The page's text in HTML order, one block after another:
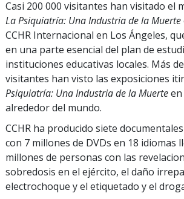
Casi 200 000 visitantes han visitado el
La Psiquiatría: Una Industria de la Muerte
CCHR Internacional en Los Ángeles,
en una parte esencial del plan de
instituciones educativas locales. Más
visitantes han visto las exposiciones
Psiquiatría: Una Industria de la Muerteen
alrededor del mundo.
CCHR ha producido siete
con 7 millones de DVDs en 18 idiomas
millones de personas con las
sobredosis en el ejército, el daño
electrochoque y el etiquetado y el